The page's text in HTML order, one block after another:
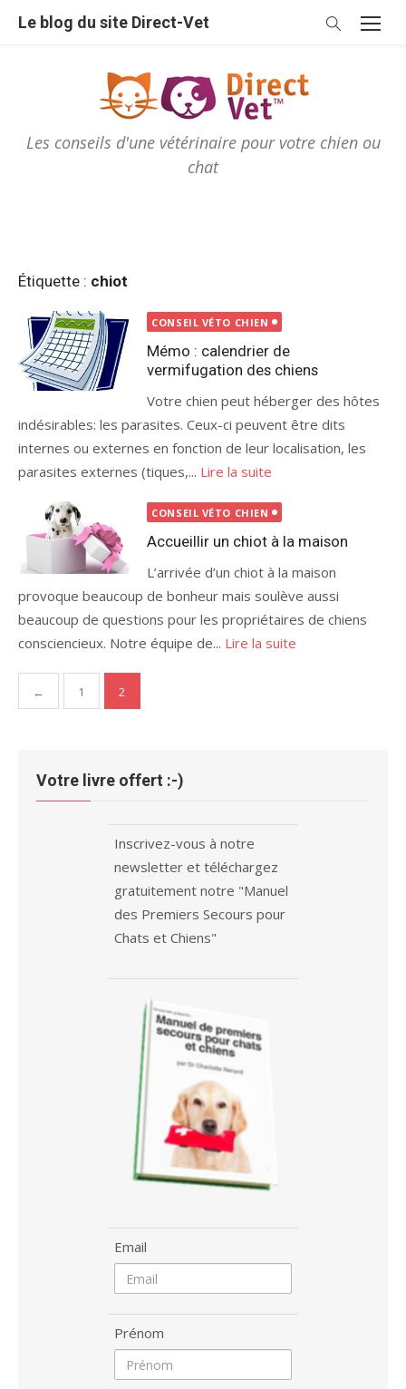
Les conseils d'une vétérinaire pour votre chien ou
chat
Le blog du site Direct-Vet
Étiquette : chiot
CONSEIL VÉTO CHIEN
Mémo : calendrier de
vermifugation des chiens
Votre chien peut héberger des hôtes
indésirables: les parasites. Ceux-ci peuvent être dits
internes ou externes en fonction de leur localisation, les
parasites externes (tiques,... Lire la suite
CONSEIL VÉTO CHIEN
Accueillir un chiot à la maison
L’arrivée d’un chiot à la maison
provoque beaucoup de bonheur mais soulève aussi
beaucoup de questions pour les propriétaires de chiens
consciencieux. Notre équipe de... Lire la suite
Pagination
des
← 1 2
Votre livre offert :-)
Inscrivez-vous à notre
newsletter et téléchargez
gratuitement notre "Manuel
des Premiers Secours pour
Chats et Chiens"
Email
Prénom